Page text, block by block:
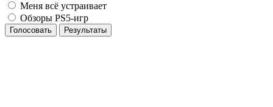
Меня всё устраивает
Обзоры PS5-игр
Голосовать Результаты